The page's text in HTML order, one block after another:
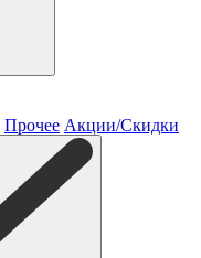
Прочее Акции/Скидки